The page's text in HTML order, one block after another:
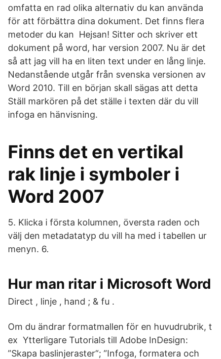
omfatta en rad olika alternativ du kan använda
för att förbättra dina dokument. Det finns flera
metoder du kan Hejsan! Sitter och skriver ett
dokument på word, har version 2007. Nu är det
så att jag vill ha en liten text under en lång linje.
Nedanstående utgår från svenska versionen av
Word 2010. Till en början skall sägas att detta
Ställ markören på det ställe i texten där du vill
infoga en hänvisning.
Finns det en vertikal
rak linje i symboler i
Word 2007
5. Klicka i första kolumnen, översta raden och
välj den metadatatyp du vill ha med i tabellen ur
menyn. 6.
Hur man ritar i Microsoft Word
Direct , linje , hand ; & fu .
Om du ändrar formatmallen för en huvudrubrik, t
ex Ytterligare Tutorials till Adobe InDesign:
”Skapa baslinjeraster“; ”Infoga, formatera och